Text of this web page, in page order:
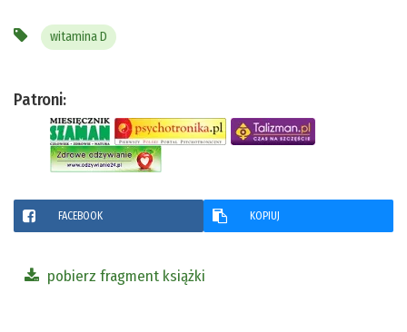
witamina D
Patroni:
FACEBOOK KOPIUJ
pobierz fragment książki